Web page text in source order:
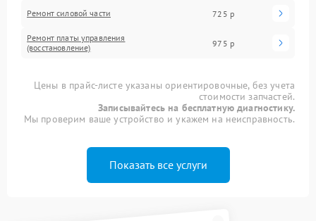
Ремонт силовой части 725 р
Ремонт платы управления
(восстановление)
975 р
Цены в прайс-листе указаны ориентировочные, без учета
стоимости запчастей.
Записывайтесь на бесплатную диагностику.
Мы проверим ваше устройство и укажем на неисправность.
Показать все услуги